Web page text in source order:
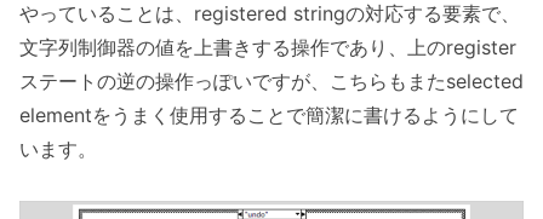
やっていることは、registered stringの対応する要素で、
文字列制御器の値を上書きする操作であり、上のregister
ステートの逆の操作っぽいですが、こちらもまたselected
elementをうまく使用することで簡潔に書けるようにして
います。